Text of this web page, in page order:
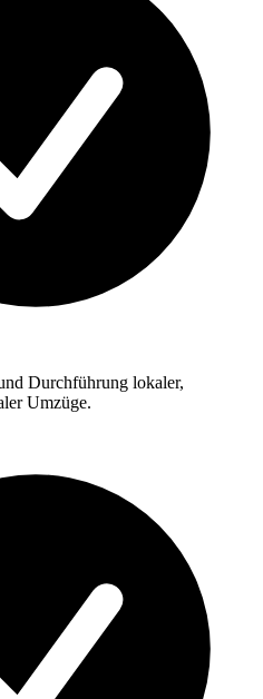
Durchführung lokaler,
Umzüge.